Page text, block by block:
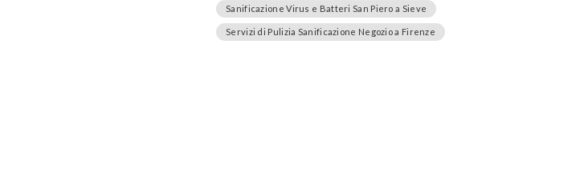
Sanificazione Virus e Batteri San Piero a Sieve
Servizi di Pulizia Sanificazione Negozio a Firenze